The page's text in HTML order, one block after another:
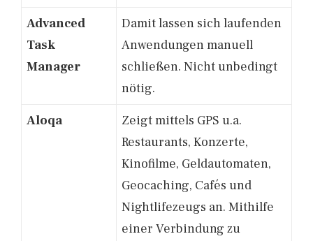
Advanced
Task
Manager
Damit lassen sich laufenden
Anwendungen manuell
schließen. Nicht unbedingt
nötig.
Aloqa
Zeigt mittels GPS u.a.
Restaurants, Konzerte,
Kinofilme, Geldautomaten,
Geocaching, Cafés und
Nightlifezeugs an. Mithilfe
einer Verbindung zu